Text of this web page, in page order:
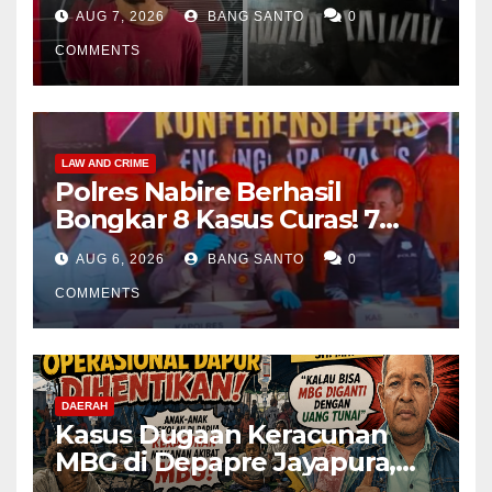
AUG 7, 2026 BANG SANTO 0
COMMENTS
LAW AND CRIME
Polres Nabire Berhasil
Bongkar 8 Kasus Curas! 7
Pelaku Ditangkap, 62 Motor
Kembali Diamankan
AUG 6, 2026 BANG SANTO 0
COMMENTS
DAERAH
Kasus Dugaan Keracunan
MBG di Depapre Jayapura,